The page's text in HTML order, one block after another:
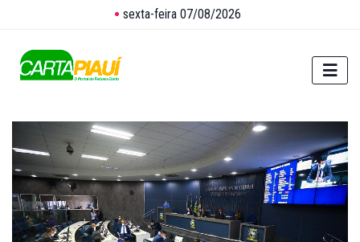
sexta-feira 07/08/2026